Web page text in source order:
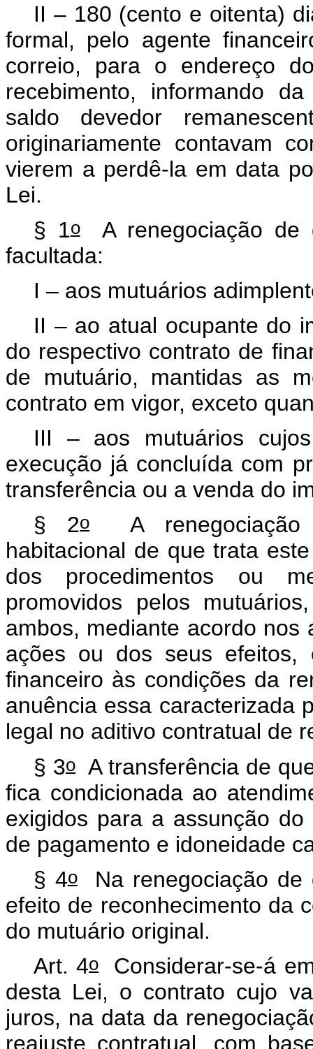
II – 180 (cento e oitenta)
formal, pelo agente
correio, para o endereço
recebimento, informando
saldo devedor
originariamente contavam
vierem a perdê-la em data
Lei.
§ 1oA renegociação
facultada:
I – aos mutuários
II – ao atual ocupante do
do respectivo contrato de
de mutuário, mantidas as
contrato em vigor, exceto
III – aos mutuários
execução já concluída com
transferência ou a venda do
§ 2oA renegociação
habitacional de que trata
dos procedimentos ou
promovidos pelos
ambos, mediante acordo nos
ações ou dos seus efeitos,
financeiro às condições da
anuência essa caracterizada
legal no aditivo contratual de
§ 3o A transferência de
fica condicionada ao
exigidos para a assunção
de pagamento e idoneidade
§ 4oNa renegociação de
efeito de reconhecimento da
do mutuário original.
Art. 4oConsiderar-se-á
desta Lei, o contrato cujo
juros, na data da
reajuste contratual, com